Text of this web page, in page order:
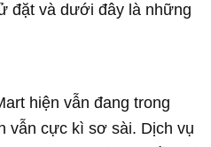
đặt và dưới đây là những
hiện vẫn đang trong
vẫn cực kì sơ sài. Dịch vụ